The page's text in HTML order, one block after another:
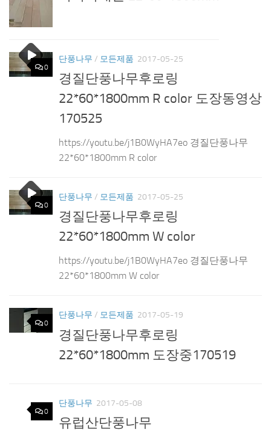
0
단풍나무 / 모든제품 2017-05-25
경질단풍나무후로링
22*60*1800mm R color 도장동영상
170525
https://youtu.be/j1B0WyHA7eo 경질단풍나무
22*60*1800mm R color
0
단풍나무 / 모든제품 2017-05-25
경질단풍나무후로링
22*60*1800mm W color
https://youtu.be/j1B0WyHA7eo 경질단풍나무
22*60*1800mm W color
0
단풍나무 / 모든제품 2017-05-19
경질단풍나무후로링
22*60*1800mm 도장중170519
0
단풍나무 2017-05-08
유럽산단풍나무